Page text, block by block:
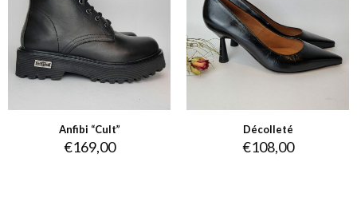
Anfibi “Cult”
€169,00
Décolleté
€108,00